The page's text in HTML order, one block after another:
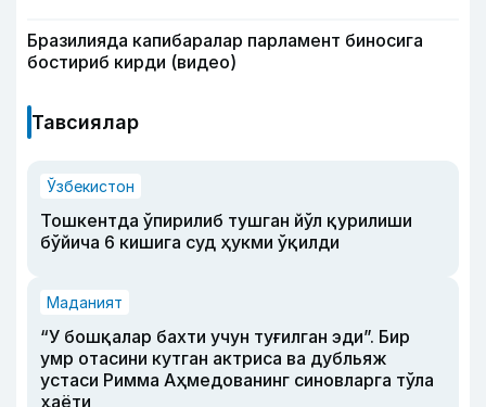
Бразилияда капибаралар парламент биносига
бостириб кирди (видео)
Тавсиялар
Ўзбекистон
Тошкентда ўпирилиб тушган йўл қурилиши
бўйича 6 кишига суд ҳукми ўқилди
Маданият
“У бошқалар бахти учун туғилган эди”. Бир
умр отасини кутган актриса ва дубльяж
устаси Римма Аҳмедованинг синовларга тўла
ҳаёти